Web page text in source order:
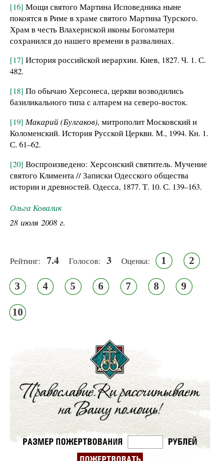
[16] Мощи святого Мартина Исповедника ныне
покоятся в Риме в храме святого Мартина Турского.
Храм в честь Влахернской иконы Богоматери
сохранился до нашего времени в развалинах.
[17] История российской иерархии. Киев, 1827. Ч. 1. С.
482.
[18] По обычаю Херсонеса, церкви возводились
базиликального типа с алтарем на северо-восток.
[19] Макарий (Булгаков), митрополит Московский и
Коломенский. История Русской Церкви. М., 1994. Кн. 1.
С. 61–62.
[20] Воспроизведено: Херсонский святитель. Мучение
святого Климента // Записки Одесского общества
истории и древностей. Одесса, 1877. Т. 10. С. 139–163.
Ольга Ковалик
28 июля 2008 г.
Рейтинг: 7.4 Голосов: 3 Оценка: 1 2
3 4 5 6 7 8 9
10